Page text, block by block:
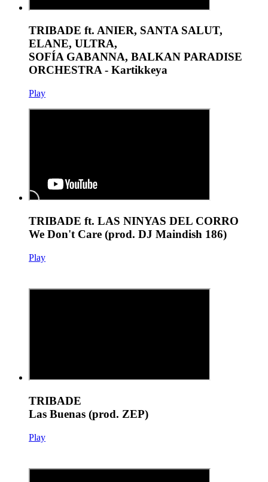
TRIBADE ft. ANIER, SANTA SALUT,
ELANE, ULTRA,
SOFÍA GABANNA, BALKAN PARADISE
ORCHESTRA - Kartikkeya
Play
TRIBADE ft. LAS NINYAS DEL CORRO
We Don't Care (prod. DJ Maindish 186)
Play
TRIBADE
Las Buenas (prod. ZEP)
Play